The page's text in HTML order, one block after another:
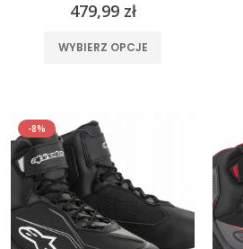
out of 5
479,99 zł
WYBIERZ OPCJE
na
-8%
Spodnie jeansowe damskie SHIMA RIDGE LADY blue